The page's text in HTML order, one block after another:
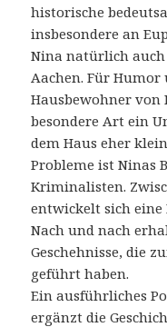
historische
insbesondere an
Nina natürlich auch
Aachen. Für
Hausbewohner von
besondere Art ein
dem Haus eher
Probleme ist Ninas
Kriminalisten.
entwickelt sich eine
Nach und nach
Geschehnisse, die
geführt haben.
Ein ausführliches
ergänzt die